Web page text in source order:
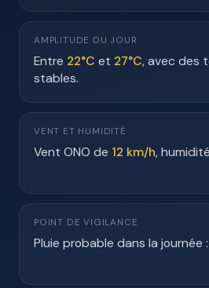
AMPLITUDE DU JOUR
Entre 22°C et 27°C, avec des
stables.
VENT ET HUMIDITÉ
Vent ONO de 12 km/h,
POINT DE VIGILANCE
Pluie probable dans la journée